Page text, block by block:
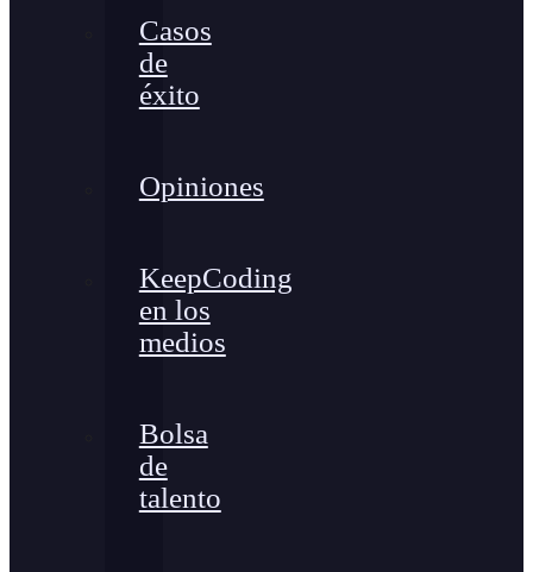
Casos
de
éxito
Opiniones
KeepCoding
en los
medios
Bolsa
de
talento